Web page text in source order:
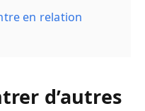
en relation
d’autres